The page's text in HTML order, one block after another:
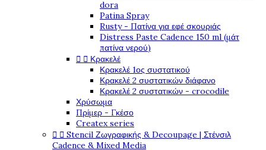
dora
Patina Spray
Rusty - Πατίνα για εφέ σκουριάς
Distress Paste Cadence 150 ml (μάτ
πατίνα νερού)
  Κρακελέ
Κρακελέ 1ος συστατικού
Κρακελέ 2 συστατικών διάφανο
Κρακελέ 2 συστατικών - crocodile
Χρύσωμα
Πρίμερ - Γκέσο
Createx series
  Stencil Ζωγραφικής & Decoupage | Στένσιλ
Cadence & Mixed Media